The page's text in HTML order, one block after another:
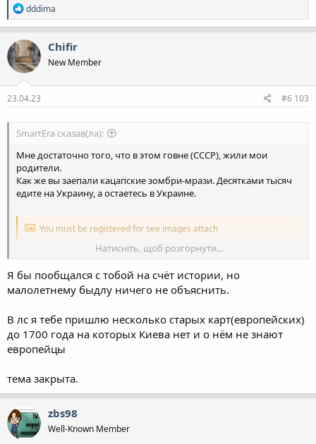
Р
е
а
к
ц
і
ї
:
dddima
Chifir
New Member
23.04.23 #6 103
SmartEra сказав(ла):
Мне достаточно того, что в этом говне (СССР), жили мои
родители.
Как же вы заепали кацапские зомбри-мрази. Десятками тысяч
едите на Украину, а остаетесь в Украине.
You must be registered for see images attach
что на главного террориста в мире выдан арест. Это на того,
кого называют: окурком, кремлевским дедом, бункреным
дедом, или просто - Хуйлом!
Натисніть, щоб розгорнути...
Я бы пообщался с тобой на счёт истории, но
малолетнему быдлу ничего не объяснить.
В лс я тебе пришлю несколько старых карт(европейских)
до 1700 года на которых Киева нет и о нём не знают
европейцы
тема закрыта.
zbs98
Well-Known Member